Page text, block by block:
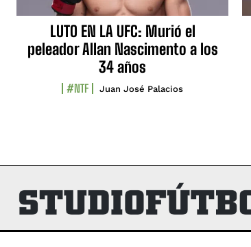
LUTO EN LA UFC: Murió el
peleador Allan Nascimento a los
34 años
#NTF Juan José Palacios